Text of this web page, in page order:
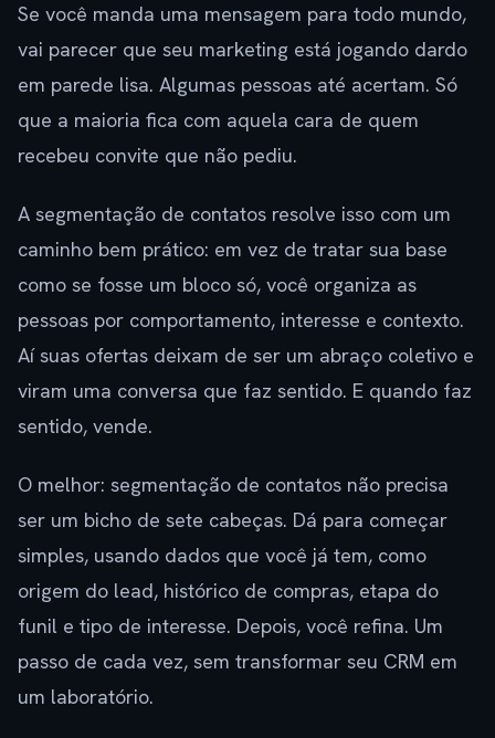
Se você manda uma mensagem para todo mundo,
vai parecer que seu marketing está jogando dardo
em parede lisa. Algumas pessoas até acertam. Só
que a maioria fica com aquela cara de quem
recebeu convite que não pediu.
A segmentação de contatos resolve isso com um
caminho bem prático: em vez de tratar sua base
como se fosse um bloco só, você organiza as
pessoas por comportamento, interesse e contexto.
Aí suas ofertas deixam de ser um abraço coletivo e
viram uma conversa que faz sentido. E quando faz
sentido, vende.
O melhor: segmentação de contatos não precisa
ser um bicho de sete cabeças. Dá para começar
simples, usando dados que você já tem, como
origem do lead, histórico de compras, etapa do
funil e tipo de interesse. Depois, você refina. Um
passo de cada vez, sem transformar seu CRM em
um laboratório.